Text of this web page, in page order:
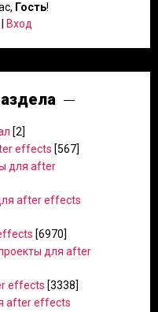
, Гость!
Вход
[2]
effects [567]
для after
after effects
[6970]
для after
effects [3338]
after effects